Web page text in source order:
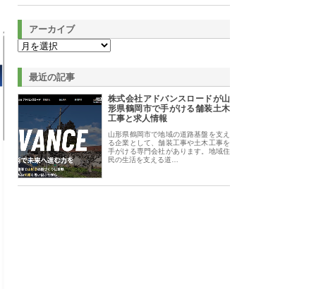
アーカイブ
最近の記事
株式会社アドバンスロードが山
形県鶴岡市で手がける舗装土木
工事と求人情報
山形県鶴岡市で地域の道路基盤を支え
る企業として、舗装工事や土木工事を
手がける専門会社があります。地域住
民の生活を支える道…